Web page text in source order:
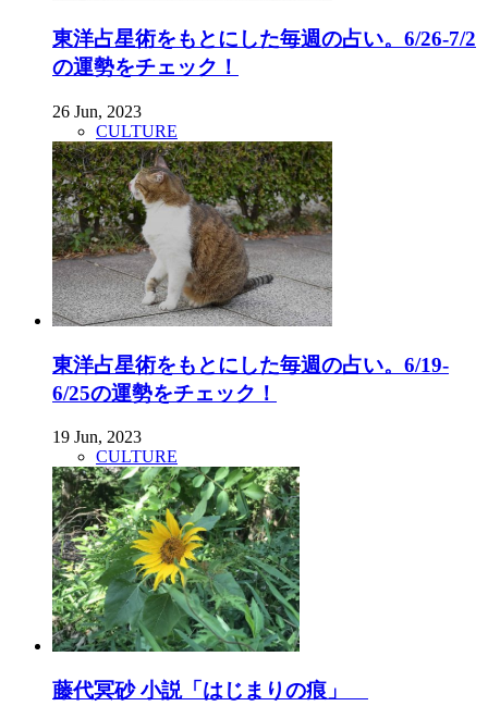
東洋占星術をもとにした毎週の占い。6/26-7/2
の運勢をチェック！
26 Jun, 2023
CULTURE
東洋占星術をもとにした毎週の占い。6/19-
6/25の運勢をチェック！
19 Jun, 2023
CULTURE
藤代冥砂 小説「はじまりの痕」